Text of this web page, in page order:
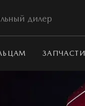
дилер
ЗАПЧАСТИ